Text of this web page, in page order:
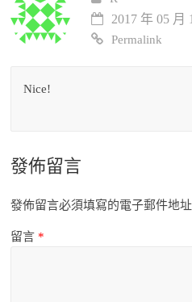
2017 年 05 月
Permalink
Nice!
發佈留言
發佈留言必須填寫的電子郵件地
留言 *